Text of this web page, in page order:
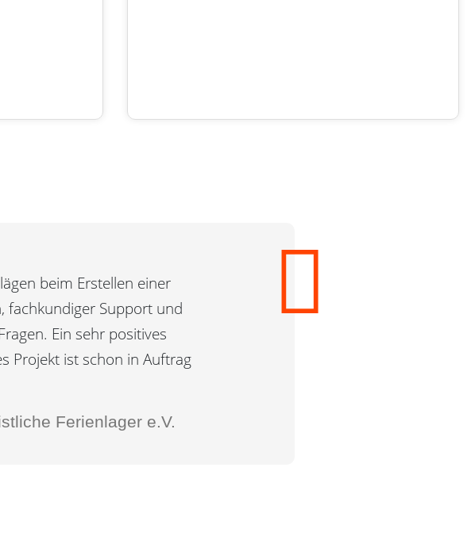
beim Erstellen einer
fachkundiger Support und
Ein sehr positives
Projekt ist schon in Auftrag
Ferienlager e.V.